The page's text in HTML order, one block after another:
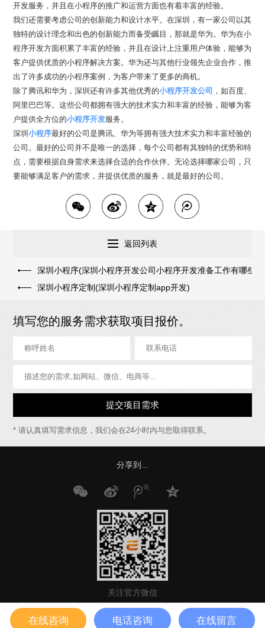
开发服务，并且在小程序的推广和运营方面也有着丰富的经验。
我们还需要考虑公司的创新能力和设计水平。在深圳，有一家公司以其
独特的设计理念和出色的创新能力而备受瞩目，那就是华为。华为在小
程序开发方面积累了丰富的经验，并且在设计上注重用户体验，能够为
客户提供优质的小程序解决方案。华为还与其他行业领先企业合作，推
出了许多成功的小程序案例，为客户带来了更多的商机。
除了腾讯和华为，深圳还有许多其他优秀的小程序开发公司 ，如百度、
阿里巴巴等。这些公司都拥有强大的技术实力和丰富的经验，能够为客
户提供全方位的小程序开发服务。
深圳小程序最好的公司是腾讯、华为等拥有强大技术实力和丰富经验的
公司。最好的公司并不是唯一的选择，每个公司都有其独特的优势和特
点，需要根据自身需求来选择合适的合作伙伴。无论选择哪家公司，只
要能够满足客户的需求，并提供优质的服务，就是最好的公司。
返回列表
深圳小程序定制(深圳小程序定制app开发)
填写您的服务需求获取项目报价。
* 请认真填写需求信息，我们会在24小时内与您取得联系。
分享到...
关注官方微信
Copyright @2008-2018 Yibaixun Technology Co., LTD. All Rights Reserved.
在线咨询 电话咨询 在线留言